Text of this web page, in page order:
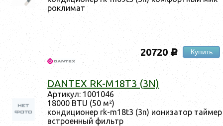
рокли­мат
20720 c Купить
DANTEX RK-M18T3 (3N)
Ар­ти­кул: 1001046
18000 BTU (50 м²)
кон­ди­ци­онер rk-m18t3 (3n) и­они­затор тай­мер
встро­ен­ный филь­тр